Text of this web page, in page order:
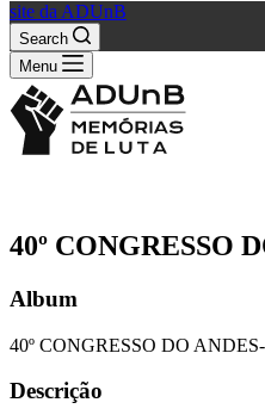
site da ADUnB
Search
Menu
40º CONGRESSO
Album
40º CONGRESSO DO
Descrição